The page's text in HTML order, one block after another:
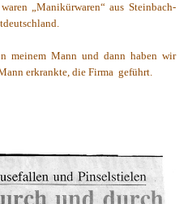
„Manikürwaren“ aus Steinbach-
meinem Mann und dann haben wir
erkrankte, die Firma geführt.